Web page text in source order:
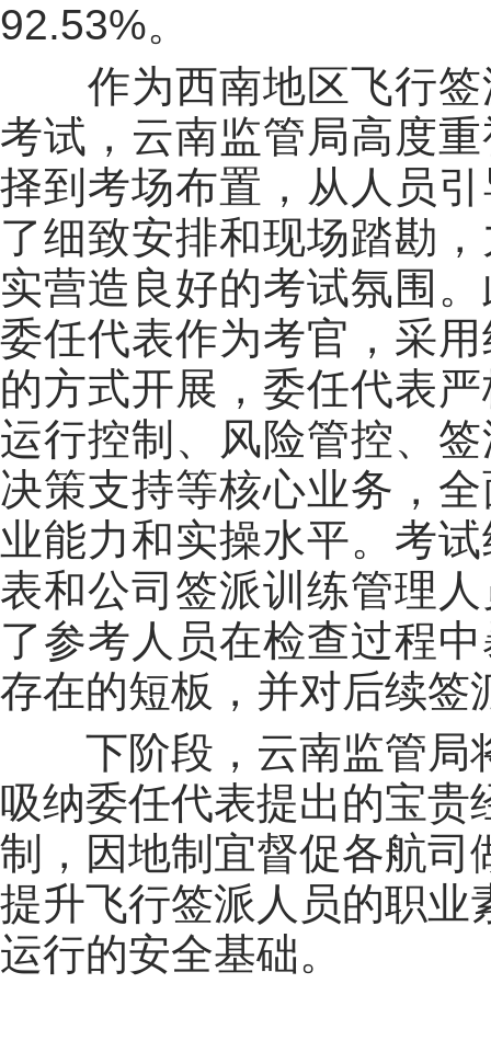
92.53%。
作为西南地区飞行
考试，云南监管局高度
择到考场布置，从人员
了细致安排和现场踏勘
实营造良好的考试氛围
委任代表作为考官，采
的方式开展，委任代表
运行控制、风险管控、
决策支持等核心业务，
业能力和实操水平。考
表和公司签派训练管理
了参考人员在检查过程
存在的短板，并对后续签
下阶段，云南监管局
吸纳委任代表提出的宝贵
制，因地制宜督促各航司
提升飞行签派人员的职业
运行的安全基础。